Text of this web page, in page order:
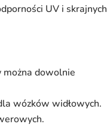
UV i skrajnych
można dowolnie
wózków widłowych.